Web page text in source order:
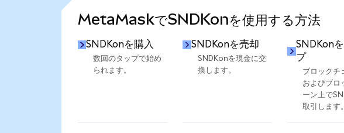
MetaMaskでSNDKonを使用する方法
SNDKonを購入
数回のタップで始め
られます。
SNDKonを売却
SNDKonを現金に交
換します。
SNDKon
プ
ブロックチ
およびブロ
ーン上で
取引します。